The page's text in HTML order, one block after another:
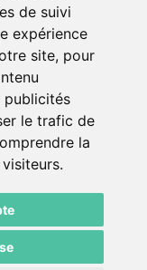
de suivi
expérience
site, pour
publicités
le trafic de
la